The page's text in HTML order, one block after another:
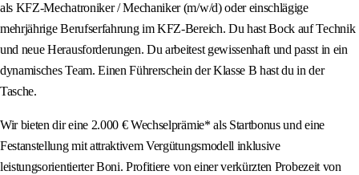
als KFZ-Mechatroniker / Mechaniker (m/w/d) oder einschlägige
mehrjährige Berufserfahrung im KFZ-Bereich. Du hast Bock auf Technik
und neue Herausforderungen. Du arbeitest gewissenhaft und passt in ein
dynamisches Team. Einen Führerschein der Klasse B hast du in der
Tasche.
Wir bieten dir eine 2.000 € Wechselprämie* als Startbonus und eine
Festanstellung mit attraktivem Vergütungsmodell inklusive
leistungsorientierter Boni. Profitiere von einer verkürzten Probezeit von